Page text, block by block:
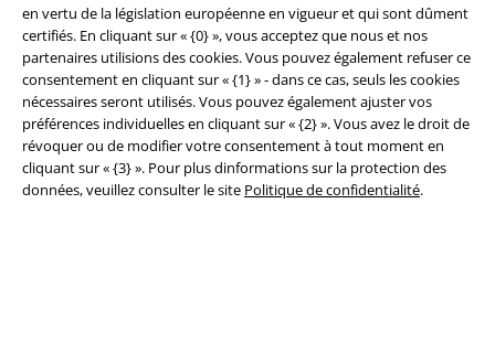
en vertu de la législation européenne en vigueur et qui sont dûment
certifiés. En cliquant sur « {0} », vous acceptez que nous et nos
partenaires utilisions des cookies. Vous pouvez également refuser ce
consentement en cliquant sur « {1} » - dans ce cas, seuls les cookies
nécessaires seront utilisés. Vous pouvez également ajuster vos
préférences individuelles en cliquant sur « {2} ». Vous avez le droit de
révoquer ou de modifier votre consentement à tout moment en
cliquant sur « {3} ». Pour plus dinformations sur la protection des
données, veuillez consulter le site Politique de confidentialité.
Conditions générales
Éditeur
Clauses de confidentialité
Élimination des déchets et protection de l'environnement